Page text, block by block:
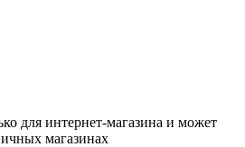
для интернет-магазина и может
магазинах